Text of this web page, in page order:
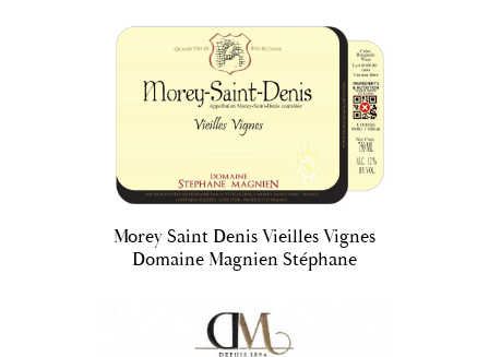
Morey Saint Denis Vieilles Vignes
Domaine Magnien Stéphane